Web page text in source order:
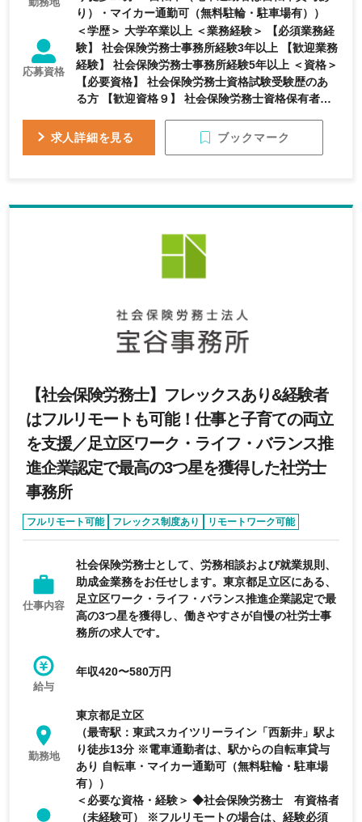
り）・マイカー通勤可（無料駐輪・駐車場有））
応募資格
＜学歴＞ 大学卒業以上 ＜業務経験＞ 【必須業務経
験】 社会保険労務士事務所経験3年以上 【歓迎業務
経験】 社会保険労務士事務所経験5年以上 ＜資格＞
【必要資格】 社会保険労務士資格試験受験歴のあ
る方 【歓迎資格９】 社会保険労務士資格保有者
求人詳細を見る
ブックマーク
【社会保険労務士】フレックスあり&経験者
はフルリモートも可能！仕事と子育ての両立
を支援／足立区ワーク・ライフ・バランス推
進企業認定で最高の3つ星を獲得した社労士
事務所
フルリモート可能 フレックス制度あり
リモートワーク可能
女性活躍
完全週休2日制
仕事内容
社会保険労務士として、労務相談および就業規則、
助成金業務をお任せします。東京都足立区にある、
足立区ワーク・ライフ・バランス推進企業認定で最
高の3つ星を獲得し、働きやすさが自慢の社労士事
務所の求人です。
給与
年収420〜580万円
勤務地
東京都足立区
（最寄駅：東武スカイツリーライン「西新井」駅よ
り徒歩13分 ※電車通勤者は、駅からの自転車貸与
あり 自転車・マイカー通勤可（無料駐輪・駐車場
有））
＜必要な資格・経験＞ ◆社会保険労務士 有資格者
（未経験可） ※フルリモートの場合は、経験必須